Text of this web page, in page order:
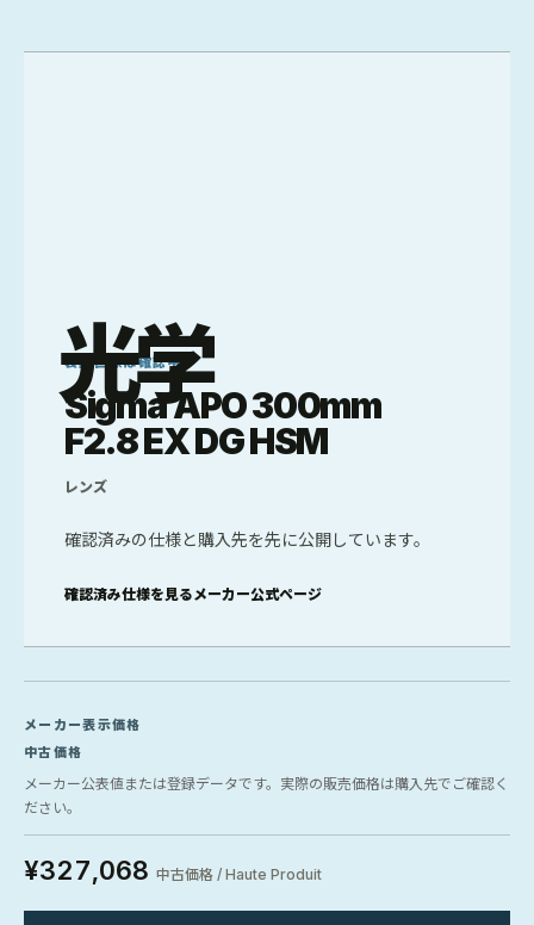
光学
製品画像は確認中
Sigma APO 300mm
F2.8 EX DG HSM
レンズ
確認済みの仕様と購入先を先に公開しています。
確認済み仕様を見る メーカー公式ページ
メーカー表示価格
中古価格
メーカー公表値または登録データです。実際の販売価格は購入先でご確認く
ださい。
¥327,068 中古価格 / Haute Produit